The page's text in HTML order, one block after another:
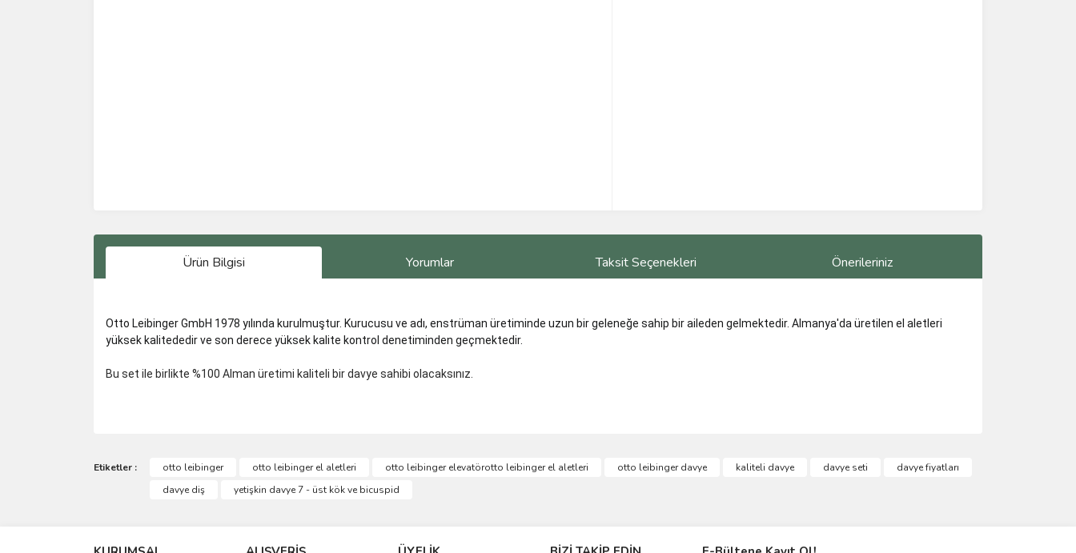
Ürün Bilgisi Yorumlar Taksit Seçenekleri Önerileriniz
Otto Leibinger GmbH 1978 yılında kurulmuştur. Kurucusu ve adı, enstrüman üretiminde uzun bir geleneğe sahip bir aileden gelmektedir. Almanya'da üretilen el aletleri
yüksek kalitededir ve son derece yüksek kalite kontrol denetiminden geçmektedir.
Bu set ile birlikte %100 Alman üretimi kaliteli bir davye sahibi olacaksınız.
Bu ürüne ilk yorumu siz yapın!
Görüş ve önerileriniz için teşekkür ederiz.
Etiketler : otto leibinger otto leibinger el aletleri otto leibinger elevatörotto leibinger el aletleri otto leibinger davye kaliteli davye davye seti
davye fiyatları
davye diş
yetişkin davye 7 - üst kök ve bicuspid